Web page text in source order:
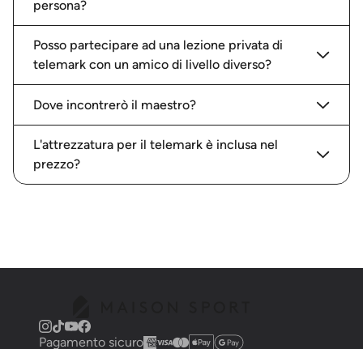
persona?
Posso partecipare ad una lezione privata di
telemark con un amico di livello diverso?
Dove incontrerò il maestro?
L'attrezzatura per il telemark è inclusa nel
prezzo?
Pagamento sicuro